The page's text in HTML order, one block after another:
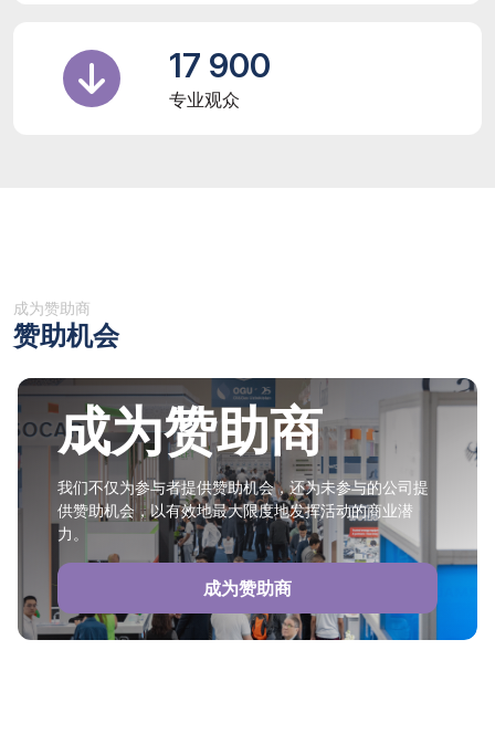
17 900
专业观众
成为赞助商
赞助机会
成为赞助商
我们不仅为参与者提供赞助机会，还为未参与的公司提
供赞助机会，以有效地最大限度地发挥活动的商业潜
力。
成为赞助商